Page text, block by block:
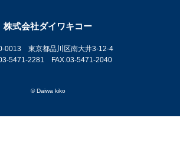
株式会社ダイワキコー
0013 東京都品川区南大井3-12-4
5471-2281 FAX.03-5471-2040
© Daiwa kiko